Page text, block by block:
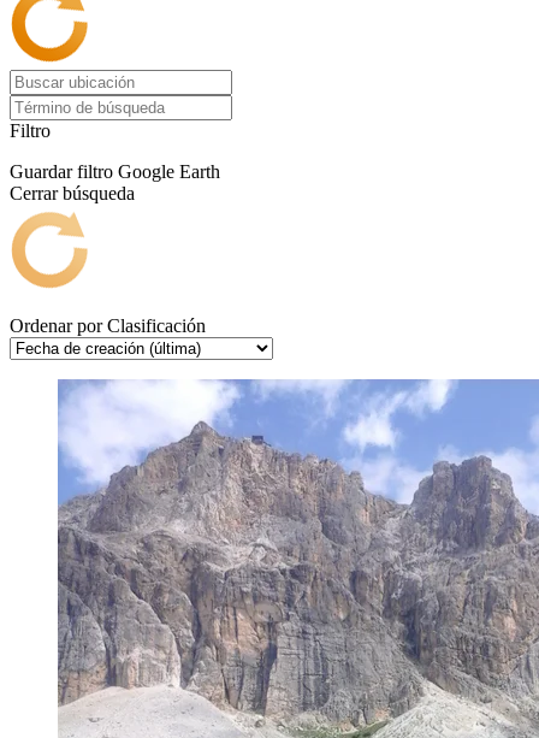
Filtro
Guardar filtro Google Earth
Cerrar búsqueda
Ordenar por Clasificación